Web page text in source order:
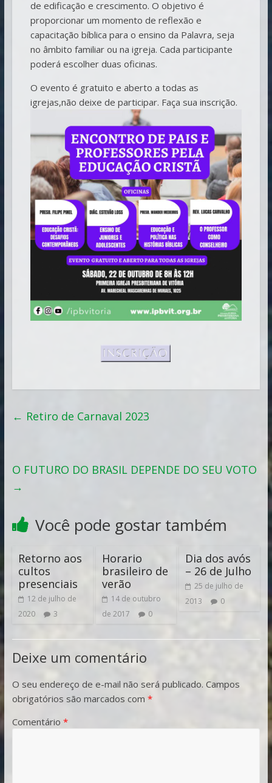
de edificação e crescimento. O objetivo é
proporcionar um momento de reflexão e
capacitação bíblica para o ensino da Palavra, seja
no âmbito familiar ou na igreja. Cada participante
poderá escolher duas oficinas.
O evento é gratuito e aberto a todas as
igrejas,não deixe de participar. Faça sua inscrição.
← Retiro de Carnaval 2023
O FUTURO DO BRASIL DEPENDE DO SEU VOTO
→
Você pode gostar também
Retorno aos
cultos
presenciais
12 de julho de
2020
3
Horario
brasileiro de
verão
14 de outubro
de 2017
0
Dia dos avós
– 26 de Julho
25 de julho de
2013
0
Deixe um comentário
O seu endereço de e-mail não será publicado. Campos
obrigatórios são marcados com *
Comentário *